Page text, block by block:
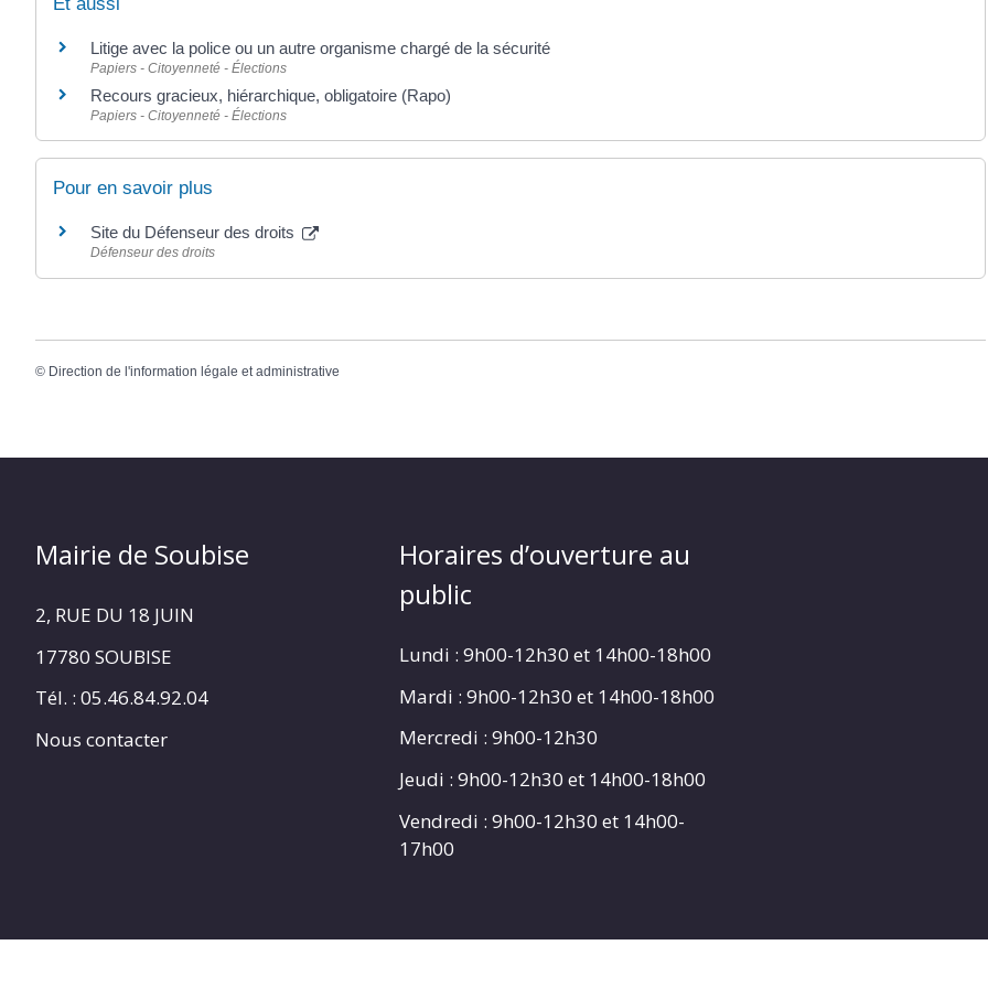
Litige avec la police ou un autre organisme chargé de la sécurité
Papiers - Citoyenneté - Élections
Recours gracieux, hiérarchique, obligatoire (Rapo)
Papiers - Citoyenneté - Élections
Pour en savoir plus
Site du Défenseur des droits
Défenseur des droits
© Direction de l'information légale et administrative
Mairie de Soubise
2, RUE DU 18 JUIN
17780 SOUBISE
Tél. : 05.46.84.92.04
Nous contacter
Horaires d’ouverture au
public
Lundi : 9h00-12h30 et 14h00-18h00
Mardi : 9h00-12h30 et 14h00-18h00
Mercredi : 9h00-12h30
Jeudi : 9h00-12h30 et 14h00-18h00
Vendredi : 9h00-12h30 et 14h00-
17h00